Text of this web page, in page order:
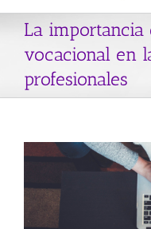
La importancia
vocacional en
profesionales